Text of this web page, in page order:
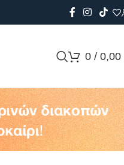
0 / 0,00